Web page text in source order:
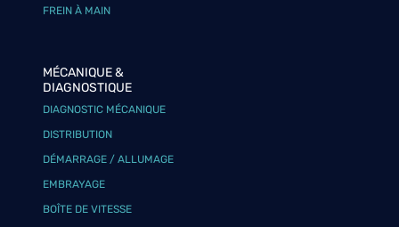
FREIN À MAIN
MÉCANIQUE &
DIAGNOSTIQUE
DIAGNOSTIC MÉCANIQUE
DISTRIBUTION
DÉMARRAGE / ALLUMAGE
EMBRAYAGE
BOÎTE DE VITESSE